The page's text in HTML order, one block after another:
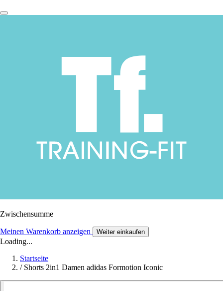
Zwischensumme
Meinen Warenkorb anzeigen Weiter einkaufen
Loading...
Startseite
/ Shorts 2in1 Damen adidas Formotion Iconic